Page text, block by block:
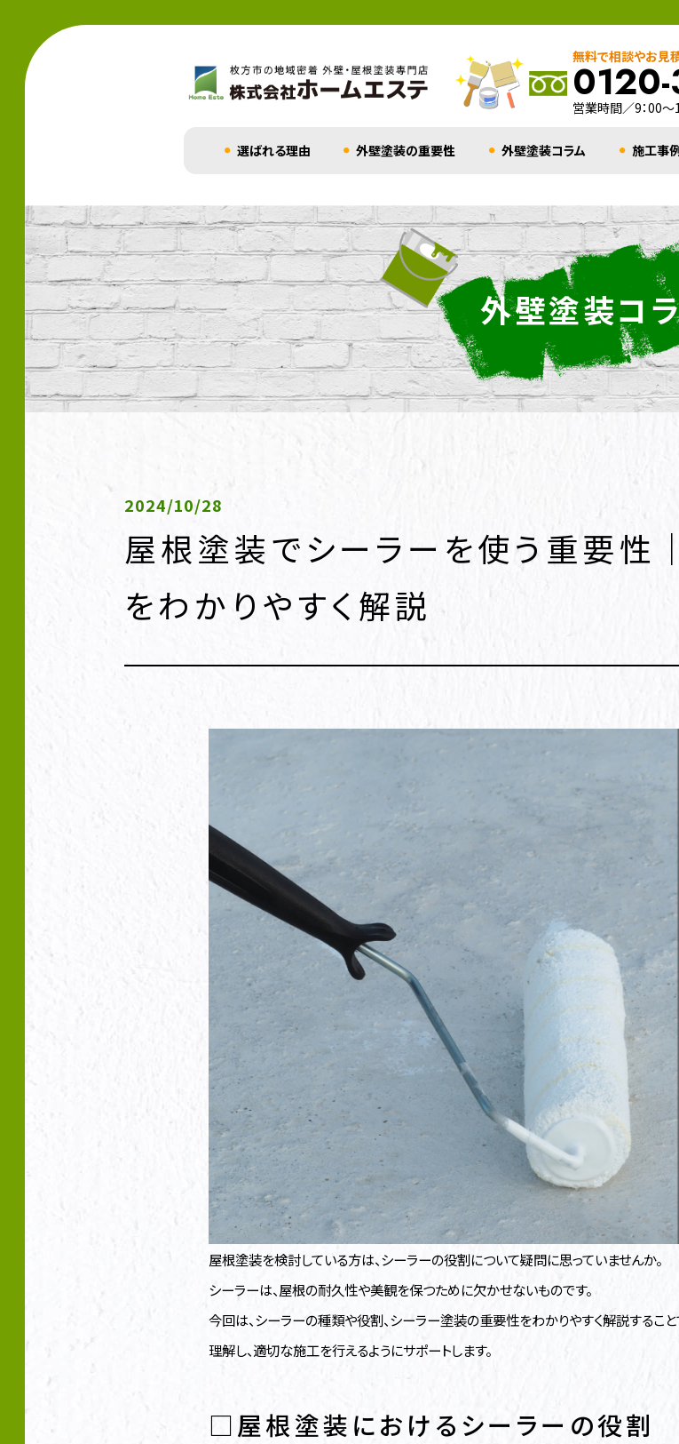
無料で相談やお見積
営業時間／9：00～
選ばれる理由 外壁塗装の重要性 外壁塗装コラム 施工事
外壁塗装コ
2024/10/28
屋根塗装でシーラーを使う重要性
をわかりやすく解説
屋根塗装を検討している方は、シーラーの役割について疑問に思っていませんか。
シーラーは、屋根の耐久性や美観を保つために欠かせないものです。
今回は、シーラーの種類や役割、シーラー塗装の重要性をわかりやすく解説するこ
理解し、適切な施工を行えるようにサポートします。
□屋根塗装におけるシーラーの役割